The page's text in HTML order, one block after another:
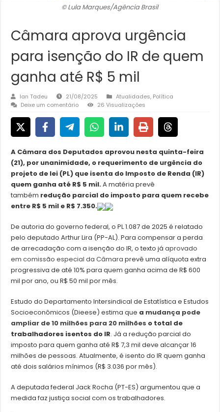
© Lula Marques/Agência Brasil
Câmara aprova urgência
para isenção do IR de quem
ganha até R$ 5 mil
Ian Tadeu 21/08/2025 Atualidades, Política
Deixe um comentário
26 Visualizações
A Câmara dos Deputados aprovou nesta quinta-feira
(21), por unanimidade, o requerimento de urgência do
projeto de lei (PL) que isenta do Imposto de Renda (IR)
quem ganha até R$ 5 mil.A matéria prevê
também redução parcial do imposto para quem recebe
entre R$ 5 mil e R$ 7.350.
De autoria do governo federal, o PL 1.087 de 2025 é relatado
pelo deputado Arthur Lira (PP-AL). Para compensar a perda
de arrecadação com a isenção do IR, o texto jáaprovado
em comissão especial da Câmara prevê uma alíquota extra
progressiva de até 10% para quem ganha acima de R$ 600
mil por ano, ou R$ 50 mil por mês.
Estudo do Departamento Intersindical de Estatística e Estudos
Socioeconômicos (Dieese) estima que a mudança pode
ampliar de 10 milhões para 20 milhões o total de
trabalhadores isentos do IR. Já a redução parcial do
imposto para quem ganha até R$ 7,3 mil deve alcançar 16
milhões de pessoas. Atualmente, é isento do IR quem ganha
até dois salários mínimos (R$ 3.036 por mês).
A deputada federal Jack Rocha (PT-ES) argumentou que a
medida faz justiça social com os trabalhadores.